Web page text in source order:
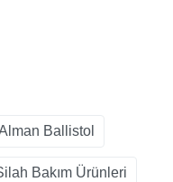
Ballistol
Bakım Ürünleri